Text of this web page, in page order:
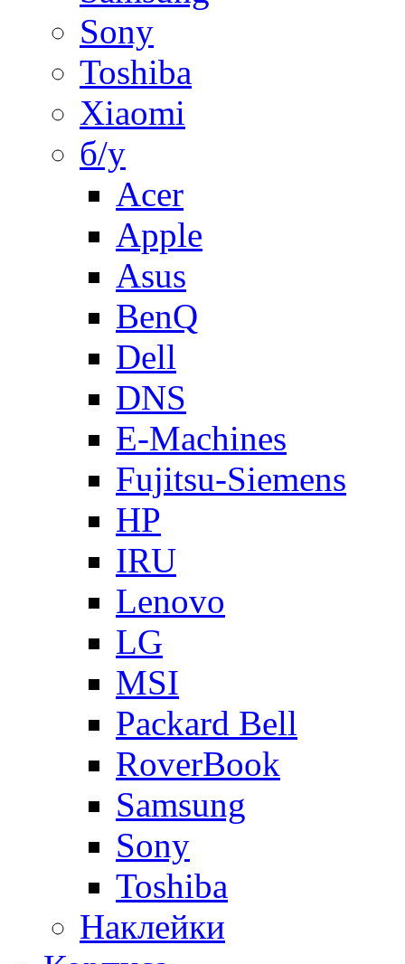
Sony
Toshiba
Xiaomi
б/у
Acer
Apple
Asus
BenQ
Dell
DNS
E-Machines
Fujitsu-Siemens
HP
IRU
Lenovo
LG
MSI
Packard Bell
RoverBook
Samsung
Sony
Toshiba
Наклейки